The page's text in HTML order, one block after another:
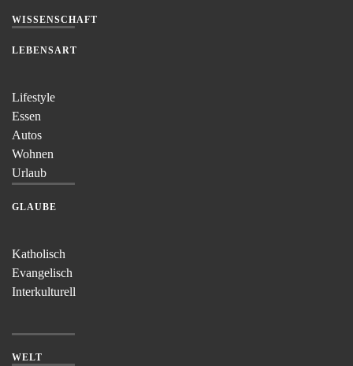
WISSENSCHAFT
LEBENSART
Lifestyle
Essen
Autos
Wohnen
Urlaub
GLAUBE
Katholisch
Evangelisch
Interkulturell
WELT